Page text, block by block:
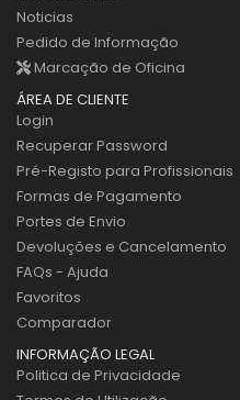
Noticias
Pedido de Informação
Marcação de Oficina
ÁREA DE CLIENTE
Login
Recuperar Password
Pré-Registo para Profissionais
Formas de Pagamento
Portes de Envio
Devoluções e Cancelamento
FAQs - Ajuda
Favoritos
Comparador
INFORMAÇÃO LEGAL
Politica de Privacidade